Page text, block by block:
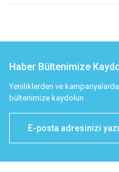
Haber Bültenimize
Yeniliklerden ve
bültenimize kaydolun